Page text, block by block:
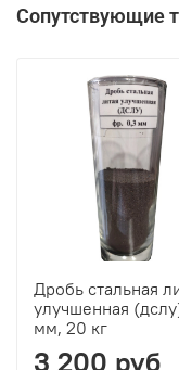
Сопутствующие
Дробь стальная
улучшенная
мм, 20 кг
3 200 руб